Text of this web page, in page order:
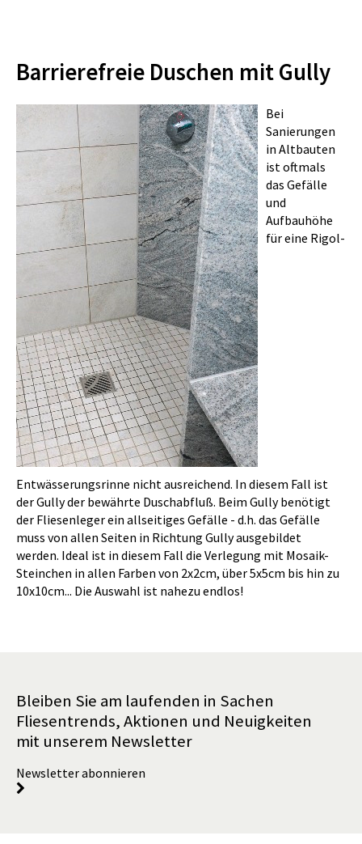
Barrierefreie Duschen mit Gully
Bei
Sanierungen
in Altbauten
ist oftmals
das Gefälle
und
Aufbauhöhe
für eine Rigol-
Entwässerungsrinne nicht ausreichend. In diesem Fall ist
der Gully der bewährte Duschabfluß. Beim Gully benötigt
der Fliesenleger ein allseitiges Gefälle - d.h. das Gefälle
muss von allen Seiten in Richtung Gully ausgebildet
werden. Ideal ist in diesem Fall die Verlegung mit Mosaik-
Steinchen in allen Farben von 2x2cm, über 5x5cm bis hin zu
10x10cm... Die Auswahl ist nahezu endlos!
Bleiben Sie am laufenden in Sachen
Fliesentrends, Aktionen und Neuigkeiten
mit unserem Newsletter
Newsletter abonnieren